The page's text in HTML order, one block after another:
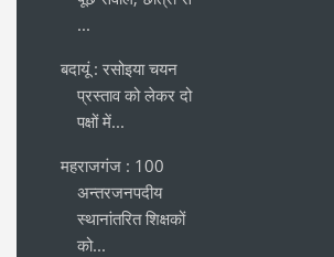
...
बदायूं : रसोइया चयन
प्रस्ताव को लेकर दो
पक्षों में...
महराजगंज : 100
अन्तरजनपदीय
स्थानांतरित शिक्षकों
को...